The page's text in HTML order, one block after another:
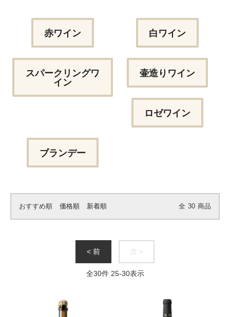
赤ワイン 白ワイン
スパークリングワ
イン
壷造りワイン
ロゼワイン
ブランデー
おすすめ順 価格順 新着順 全 30 商品
< 前 次 >
全30件 25-30表示